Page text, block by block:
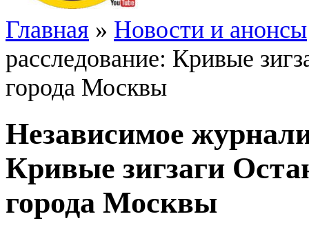
Главная » Новости и анонсы
расследование: Кривые
города Москвы
Независимое
Кривые зигзаги
города Москвы